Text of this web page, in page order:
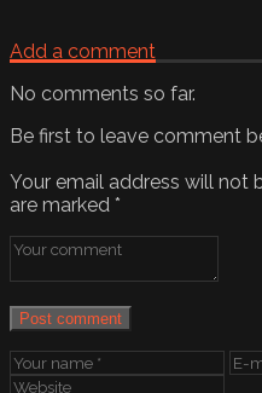
Add a comment
No comments so far.
Be first to leave comment
Your email address will not
are marked *
Post comment